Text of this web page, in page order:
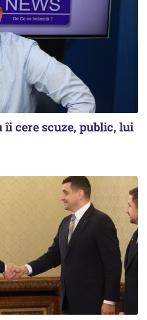
cere scuze, public, lui